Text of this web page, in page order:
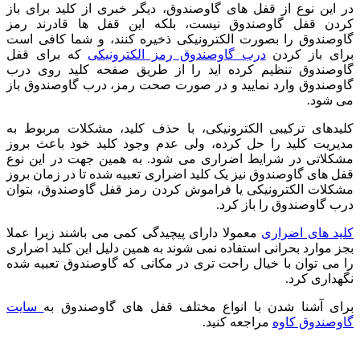
در این نوع از قفل های گاوصندوق، دیگر خبری از کلید برای باز
کردن قفل گاوصندوق نیست، بلکه این قفل ها قادرند رمز
گاوصندوق را بصورت الکترونیکی ذخیره کنند، و شما کافی است
برای باز کردندرب گاوصندوق رمز الکترونیکی که برای قفل
گاوصندوق تنظیم کرده اید را از طریق صفحه کلید روی درب
گاوصندوق وارد نمایید و در صورت صحت رمز، درب گاوصندوق باز
می شود.
کلیدهای ترکیبی الکترونیکی، با حذف کلید، مشکلات مربوط به
مدیریت کلید را حل کرده، ولی عدم وجود کلید خود باعث بروز
مشکلاتی در شرایط اضراری می شود. به همین جهت در این نوع
قفل های گاوصندوق نیز یک کلید اضراری تعبیه شده تا در زمان بروز
مشکلات الکترونیکی یا فراموش کردن رمز قفل گاوصندوق، بتوان
درب گاوصندوق را باز کرد.
کلید های اضراری معمولا دارای پیچیدگی کمی می باشند زیرا عملا
بجز موارد بحرانی استفاده نمی شوند به همین دلیل این کلید اضراری
را می توان با خیال راحت تری در مکانی که گاوصندوق تعبیه شده
نگهداری کرد.
برای آشنا شدن با انواع مختلف قفل های گاوصندوق به سایت
گاوصندوق کاوه مراجعه کنید.